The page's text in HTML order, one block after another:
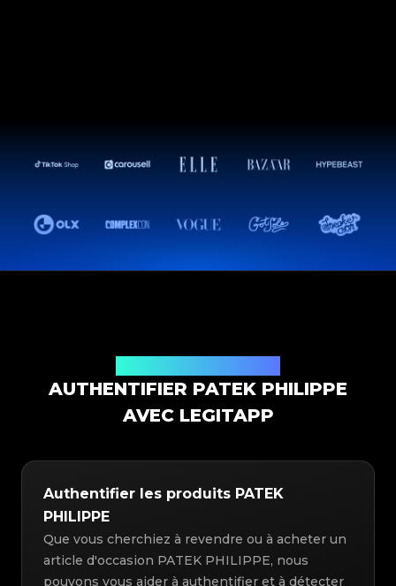
AUTHENTIFIER PATEK PHILIPPE
AVEC LEGITAPP
Authentifier les produits PATEK
PHILIPPE
Que vous cherchiez à revendre ou à acheter un
article d'occasion PATEK PHILIPPE, nous
pouvons vous aider à authentifier et à détecter